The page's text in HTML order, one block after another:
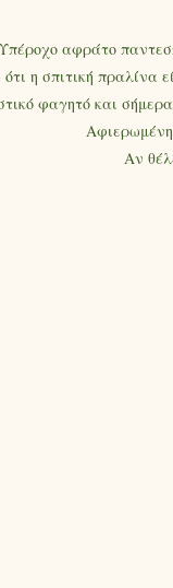
αφράτο
σπιτική πραλίνα
φαγητό και
Αφιερωμένη
Αν